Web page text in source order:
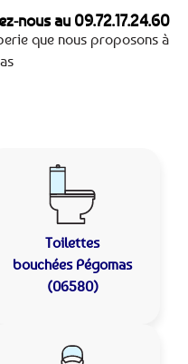
nous au 09.72.17.24.60
que nous proposons à
Toilettes
bouchées Pégomas
(06580)